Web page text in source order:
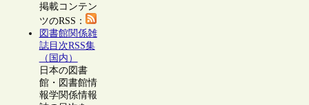
掲載コンテン
ツのRSS：
図書館関係雑
誌目次RSS集
（国内）
日本の図書
館・図書館情
報学関係情報